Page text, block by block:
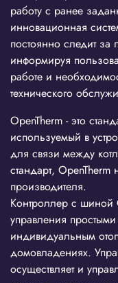
работу с ранее
инновационная
постоянно следит за
информируя
работе и
технического
OpenTherm - это
используемый в
для связи между
стандарт, OpenTherm
производителя.
Контроллер с шиной
управления
индивидуальным
домовладениях.
осуществляет и